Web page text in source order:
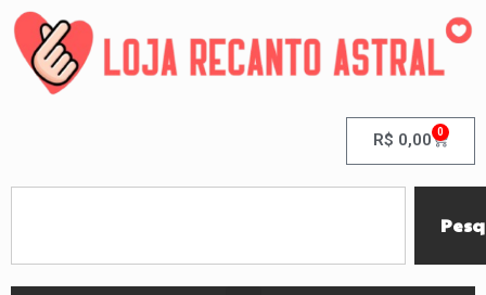
R$ 0,00 0